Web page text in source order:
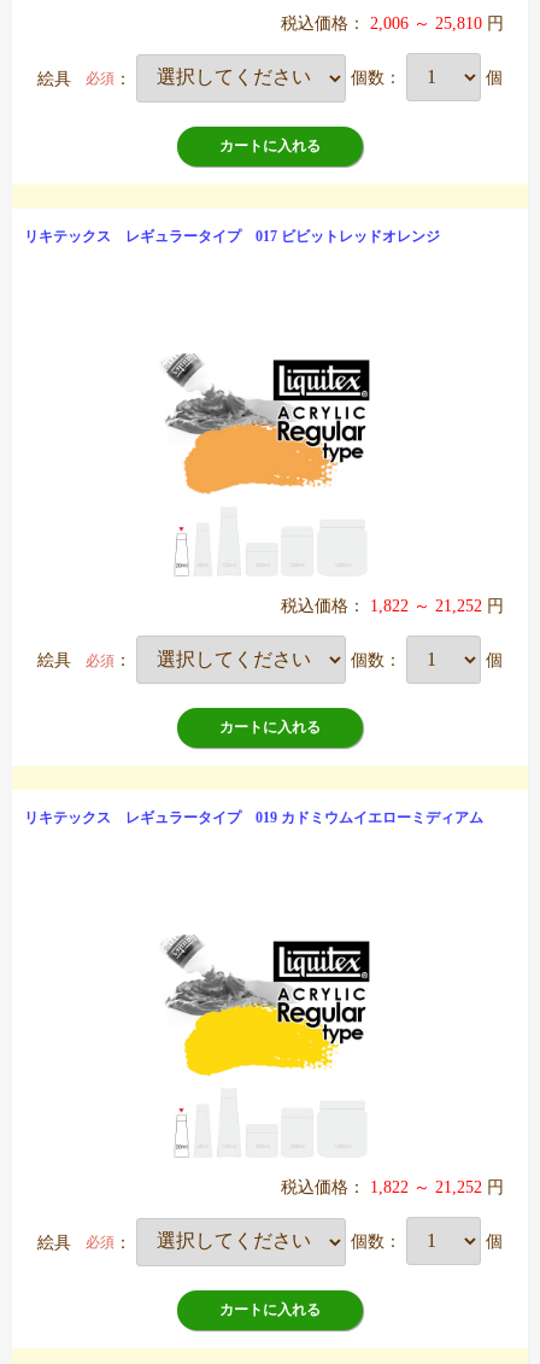
税込価格： 2,006 ～ 25,810 円
絵具 必須 ： 個数： 個
カートに入れる
リキテックス レギュラータイプ 017 ビビットレッドオレンジ
税込価格： 1,822 ～ 21,252 円
絵具 必須 ： 個数： 個
カートに入れる
リキテックス レギュラータイプ 019 カドミウムイエローミディアム
税込価格： 1,822 ～ 21,252 円
絵具 必須 ： 個数： 個
カートに入れる